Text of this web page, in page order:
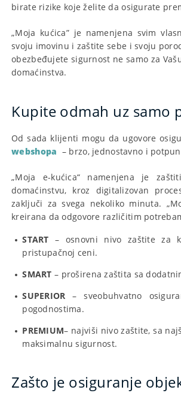
birate rizike koje želite da osigurate
„Moja kućica” je namenjena svim
svoju imovinu i zaštite sebe i svoju
obezbeđujete sigurnost ne samo za
domaćinstva.
Kupite odmah uz samo
Od sada klijenti mogu da ugovore
webshopa – brzo, jednostavno i
„Moja e-kućica“ namenjena je
domaćinstvu, kroz digitalizovan
zaključi za svega nekoliko minuta.
kreirana da odgovore različitim
START – osnovni nivo zaštite za
pristupačnoj ceni.
SMART – proširena zaštita sa
SUPERIOR – sveobuhvatno
pogodnostima.
PREMIUM– najviši nivo zaštite, sa
maksimalnu sigurnost.
Zašto je osiguranje